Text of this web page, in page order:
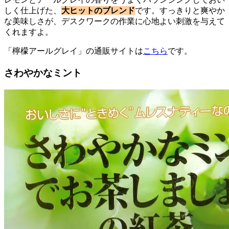
しく仕上げた、 大ヒットのブレンドです。すっきりと爽やか
な美味しさが、デスクワークの作業に心地よい刺激を与えて
くれますよ。
「檸檬アールグレイ」の通販サイトはこちらです。
さわやかなミント